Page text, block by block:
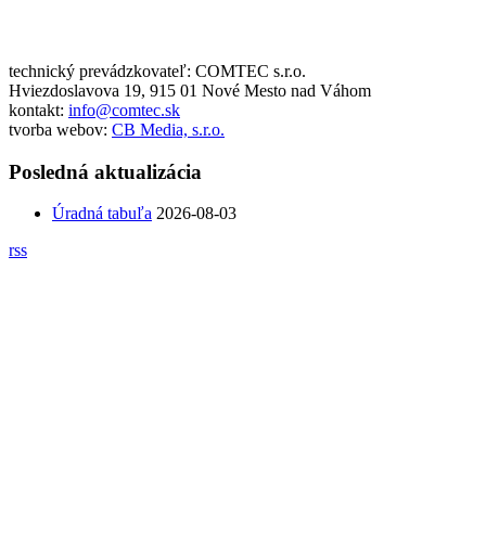
technický prevádzkovateľ: COMTEC s.r.o.
Hviezdoslavova 19, 915 01 Nové Mesto nad Váhom
kontakt: info@comtec.sk
tvorba webov: CB Media, s.r.o.
Posledná aktualizácia
Úradná tabuľa 2026-08-03
rss